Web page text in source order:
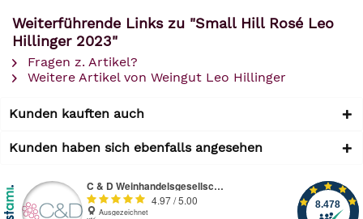
Weiterführende Links zu "Small Hill Rosé Leo
Hillinger 2023"
Fragen z. Artikel?
Weitere Artikel von Weingut Leo Hillinger
Kunden kauften auch
Kunden haben sich ebenfalls angesehen